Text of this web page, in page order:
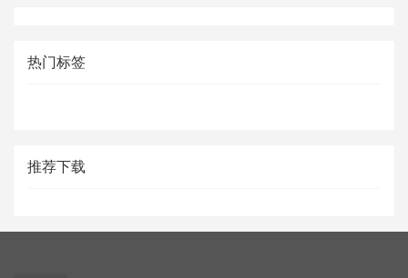
热门标签
推荐下载